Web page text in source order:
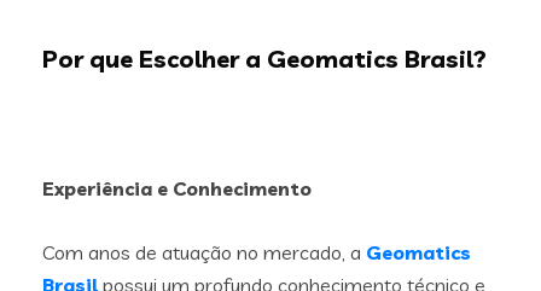
Por que Escolher a Geomatics Brasil?
Experiência e Conhecimento
Com anos de atuação no mercado, a Geomatics
Brasil possui um profundo conhecimento técnico e